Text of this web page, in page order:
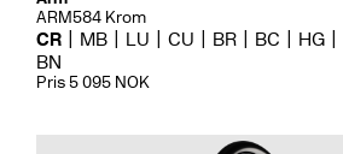
ARM584 Krom
CR MB LU CU BR BC HG
BN
Pris 5 095 NOK